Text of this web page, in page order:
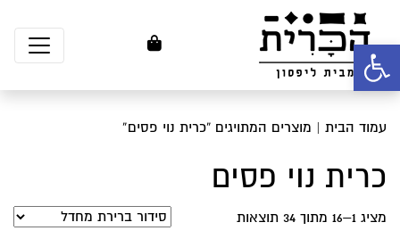
פתח סרגל נגישות
עמוד הבית | מוצרים המתויגים “כרית נוי פסים”
כרית נוי פסים
מציג 1–16 מתוך 34 תוצאות